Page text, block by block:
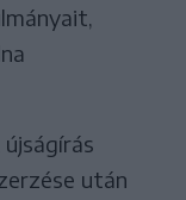
után